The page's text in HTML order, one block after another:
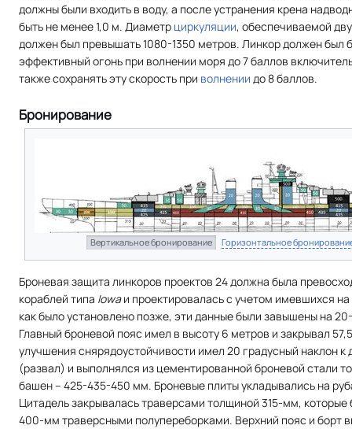
должны были входить в воду, а после устранения крена
быть не менее 1,0 м. Диаметр циркуляции, обеспечиваемой
должен был превышать 1080-1350 метров. Линкор должен был
эффективный огонь при волнении моря до 7 баллов
также сохранять эту скорость при волнении до 8 баллов.
Бронирование
Вертикальное бронирование Горизонтальное
Броневая защита линкоров проектов 24 должна была
кораблей типа Iowaи проектировалась с учетом имевшихся
как было установлено позже, эти данные были завышены на
Главный броневой пояс имел в высоту 6 метров и закрывал
улучшения снярядоустойчивости имел 20 градусный наклон к
(развал) и выполнялся из цементированной броневой стали
башен – 425-435-450 мм. Броневые плиты укладывались на
Цитадель закрывалась траверсами толщиной 315-мм,
400-мм траверсными полупереборками. Верхний пояс и борт